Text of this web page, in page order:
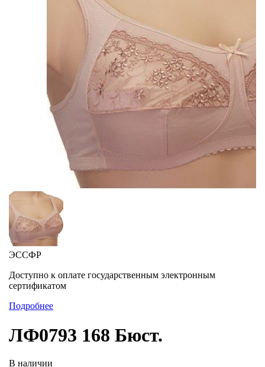
ЭССФР
Доступно к оплате государственным электронным
сертификатом
Подробнее
ЛФ0793 168 Бюст.
В наличии